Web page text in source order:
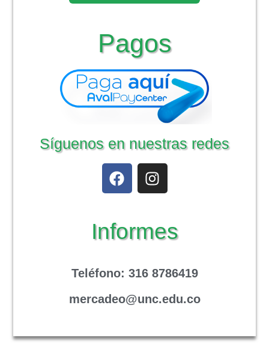
Pagos
Síguenos en nuestras redes
Informes
Teléfono: 316 8786419
mercadeo@unc.edu.co